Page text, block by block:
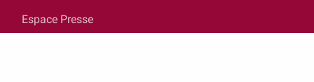
contenu
principal
Espace Presse